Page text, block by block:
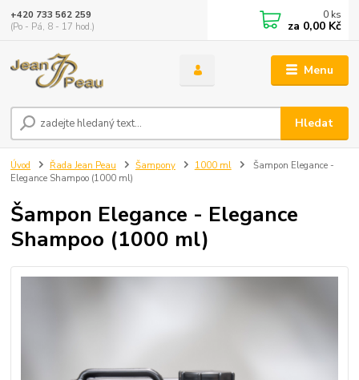
Menu
Hledat
+420 733 562 259
(Po - Pá, 8 - 17 hod.)
0 ks
za 0,00 Kč
Úvod Řada Jean Peau Šampony 1000 ml
Šampon Elegance -
Elegance Shampoo (1000 ml)
Šampon Elegance - Elegance
Shampoo (1000 ml)